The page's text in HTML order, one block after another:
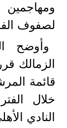
لصفوف
وأوضح
الزمالك
قائمة
خلال
النادي